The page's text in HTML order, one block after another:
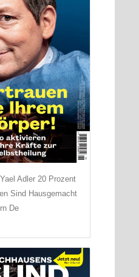
Adler 20 Prozent
Sind Hausgemacht
De